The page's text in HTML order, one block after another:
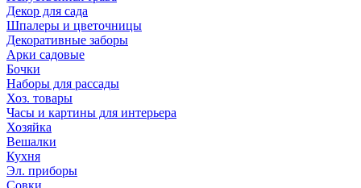
Декор для сада
Шпалеры и цветочницы
Декоративные заборы
Арки садовые
Бочки
Наборы для рассады
Хоз. товары
Часы и картины для интерьера
Хозяйка
Вешалки
Кухня
Эл. приборы
Совки